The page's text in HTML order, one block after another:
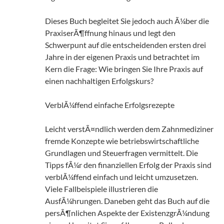
Dieses Buch begleitet Sie jedoch auch Ã¼ber die
PraxiserÃ¶ffnung hinaus und legt den
Schwerpunt auf die entscheidenden ersten drei
Jahre in der eigenen Praxis und betrachtet im
Kern die Frage: Wie bringen Sie Ihre Praxis auf
einen nachhaltigen Erfolgskurs?
VerblÃ¼ffend einfache Erfolgsrezepte
Leicht verstÃ¤ndlich werden dem Zahnmediziner
fremde Konzepte wie betriebswirtschaftliche
Grundlagen und Steuerfragen vermittelt. Die
Tipps fÃ¼r den finanziellen Erfolg der Praxis sind
verblÃ¼ffend einfach und leicht umzusetzen.
Viele Fallbeispiele illustrieren die
AusfÃ¼hrungen. Daneben geht das Buch auf die
persÃ¶nlichen Aspekte der ExistenzgrÃ¼ndung